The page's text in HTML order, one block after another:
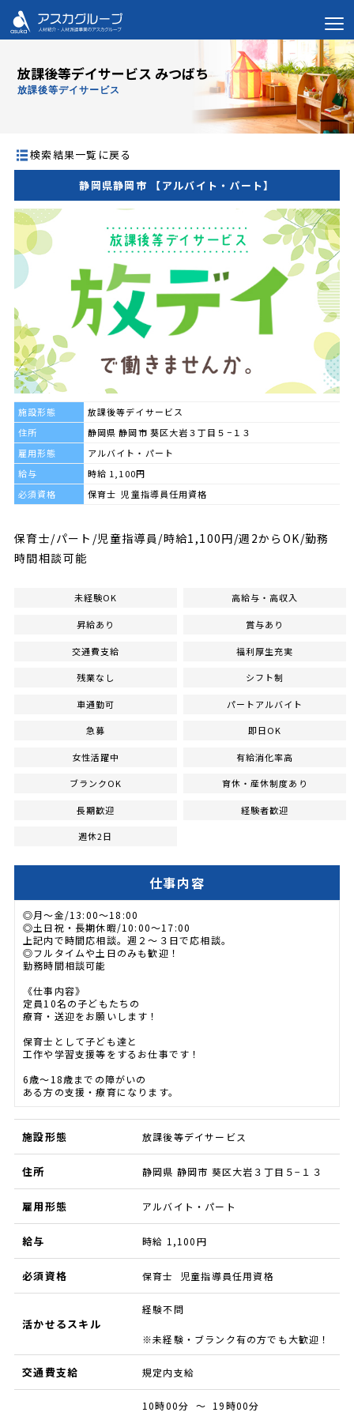
放課後等デイサービス みつばち
放課後等デイサービス
検索結果一覧に戻る
静岡県静岡市 【アルバイト・パート】
施設形態
放課後等デイサービス
住所
静岡県 静岡市 葵区大岩３丁目５−１３
雇用形態
アルバイト・パート
給与
時給 1,100円
必須資格
保育士 児童指導員任用資格
保育士/パート/児童指導員/時給1,100円/週2からOK/勤務
時間相談可能
未経験OK 高給与・高収入
昇給あり 賞与あり
交通費支給 福利厚生充実
残業なし シフト制
車通勤可 パートアルバイト
急募 即日OK
女性活躍中 有給消化率高
ブランクOK 育休・産休制度あり
長期歓迎 経験者歓迎
週休2日
仕事内容
◎月～金/13:00～18:00
◎土日祝・長期休暇/10:00～17:00
上記内で時間応相談。週２～３日で応相談。
◎フルタイムや土日のみも歓迎！
勤務時間相談可能
《仕事内容》
定員10名の子どもたちの
療育・送迎をお願いします！
保育士として子ども達と
工作や学習支援等をするお仕事です！
6歳～18歳までの障がいの
ある方の支援・療育になります。
施設形態 放課後等デイサービス
住所 静岡県 静岡市 葵区大岩３丁目５−１３
雇用形態 アルバイト・パート
給与 時給 1,100円
必須資格 保育士 児童指導員任用資格
活かせるスキル
経験不問
※未経験・ブランク有の方でも大歓迎！
交通費支給 規定内支給
10時00分 ～ 19時00分